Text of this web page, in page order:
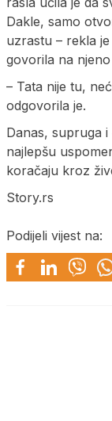
Dakle, samo
uzrastu – rekla
govorila na njeno
– Tata nije tu,
odgovorila je.
Danas, supruga
najlepšu
koračaju kroz
Story.rs
Podijeli vijest na: